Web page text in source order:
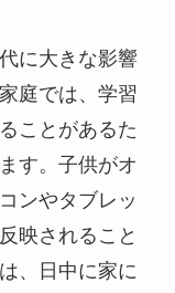
に大きな影響
庭では、学習
ことがあるた
す。子供がオ
ンやタブレッ
映されること
、日中に家に